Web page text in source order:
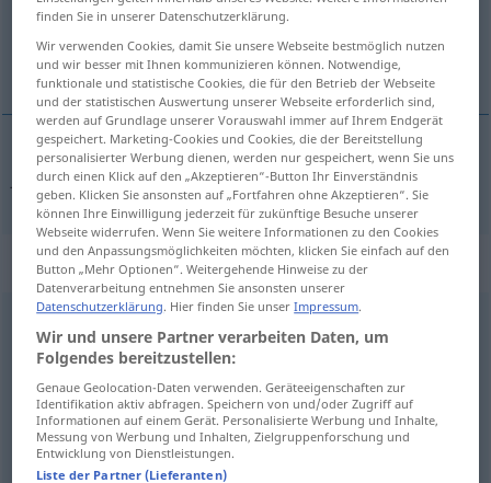
Übersicht aller Übersetzungen
(Für mehr Details die Übersetzung anklicken/antippen)
früher → siehe „früh“
„früher“: Adjektiv
früher
Übersicht aller Übersetzungen
(Für mehr Details die Übersetzung anklicken/antippen)
antigo, ex-, anterior
finden Sie in unserer Datenschutzerklärung.
Wir verwenden Cookies, damit Sie unsere Webseite bestmöglich nutzen
und wir besser mit Ihnen kommunizieren können. Notwendige,
funktionale und statistische Cookies, die für den Betrieb der Webseite
und der statistischen Auswertung unserer Webseite erforderlich sind,
werden auf Grundlage unserer Vorauswahl immer auf Ihrem Endgerät
gespeichert. Marketing-Cookies und Cookies, die der Bereitstellung
personalisierter Werbung dienen, werden nur gespeichert, wenn Sie uns
durch einen Klick auf den „Akzeptieren“-Button Ihr Einverständnis
geben. Klicken Sie ansonsten auf „Fortfahren ohne Akzeptieren“. Sie
können Ihre Einwilligung jederzeit für zukünftige Besuche unserer
Webseite widerrufen. Wenn Sie weitere Informationen zu den Cookies
und den Anpassungsmöglichkeiten möchten, klicken Sie einfach auf den
Button „Mehr Optionen“. Weitergehende Hinweise zu der
Datenverarbeitung entnehmen Sie ansonsten unserer
Datenschutzerklärung. Hier finden Sie unserImpressum.
Wir und unsere Partner verarbeiten Daten, um
Folgendes bereitzustellen:
Genaue Geolocation-Daten verwenden. Geräteeigenschaften zur
Identifikation aktiv abfragen. Speichern von und/oder Zugriff auf
Informationen auf einem Gerät. Personalisierte Werbung und Inhalte,
Messung von Werbung und Inhalten, Zielgruppenforschung und
Entwicklung von Dienstleistungen.
Liste der Partner (Lieferanten)